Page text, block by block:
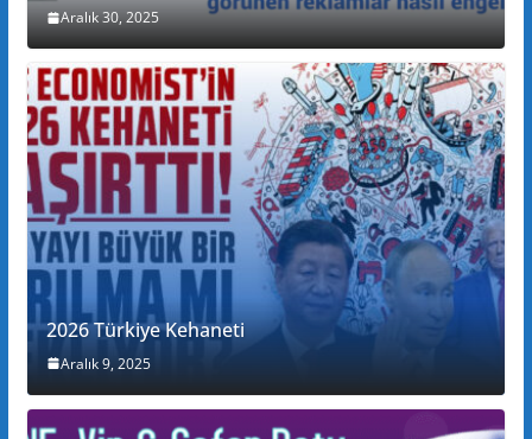
Aralık 30, 2025
2026 Türkiye Kehaneti
Aralık 9, 2025